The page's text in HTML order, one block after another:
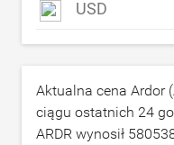
USD
Aktualna cena Ardor
ciągu ostatnich 24
ARDR wynosił